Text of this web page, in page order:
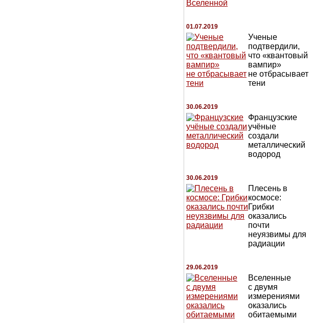
01.07.2019
Ученые
подтвердили,
что «квантовый
вампир»
не отбрасывает
тени
30.06.2019
Французские
учёные
создали
металлический
водород
30.06.2019
Плесень в
космосе:
Грибки
оказались
почти
неуязвимы для
радиации
29.06.2019
Вселенные
с двумя
измерениями
оказались
обитаемыми